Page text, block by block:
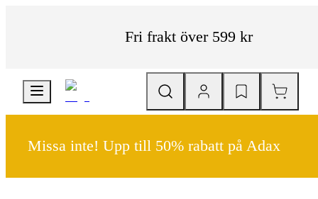
Fri frakt över 599 kr
Missa inte! Upp till 50% rabatt på Adax